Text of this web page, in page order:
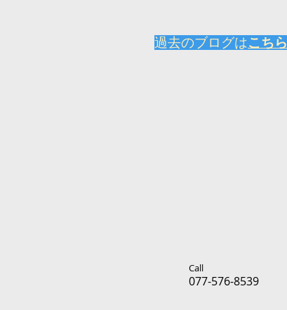
​過去のブログはこちら
Call
077-576-8539